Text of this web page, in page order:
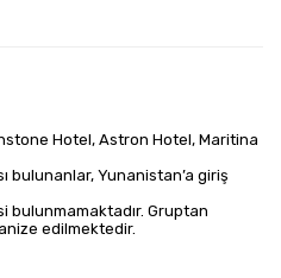
Hotel, Astron Hotel, Maritina
bulunanlar, Yunanistan’a giriş
bulunmamaktadır. Gruptan
edilmektedir.